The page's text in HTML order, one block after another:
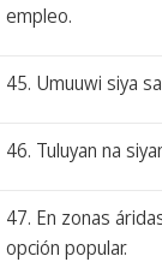
empleo.
45. Umuuwi siya
46. Tuluyan na
47. En zonas
opción popular.